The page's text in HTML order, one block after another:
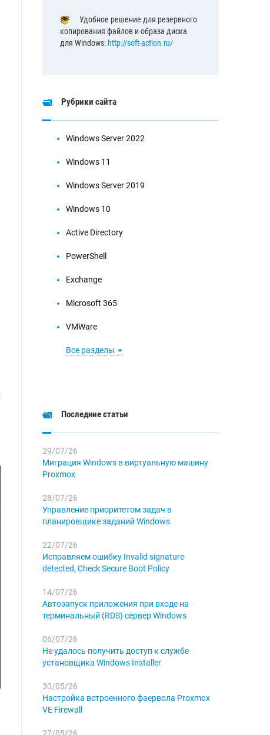
Удобное решение для резервного
копирования файлов и образа диска
для Windows: http://soft-action.ru/
Рубрики сайта
Windows Server 2022
Windows 11
Windows Server 2019
Windows 10
Active Directory
PowerShell
Exchange
Microsoft 365
VMWare
Все разделы
Последние статьи
29/07/26
Миграция Windows в виртуальную машину
Proxmox
28/07/26
Управление приоритетом задач в
планировщике заданий Windows
22/07/26
Исправляем ошибку Invalid signature
detected, Check Secure Boot Policy
14/07/26
Автозапуск приложения при входе на
терминальный (RDS) сервер Windows
06/07/26
Не удалось получить доступ к службе
установщика Windows Installer
30/05/26
Настройка встроенного фаервола Proxmox
VE Firewall